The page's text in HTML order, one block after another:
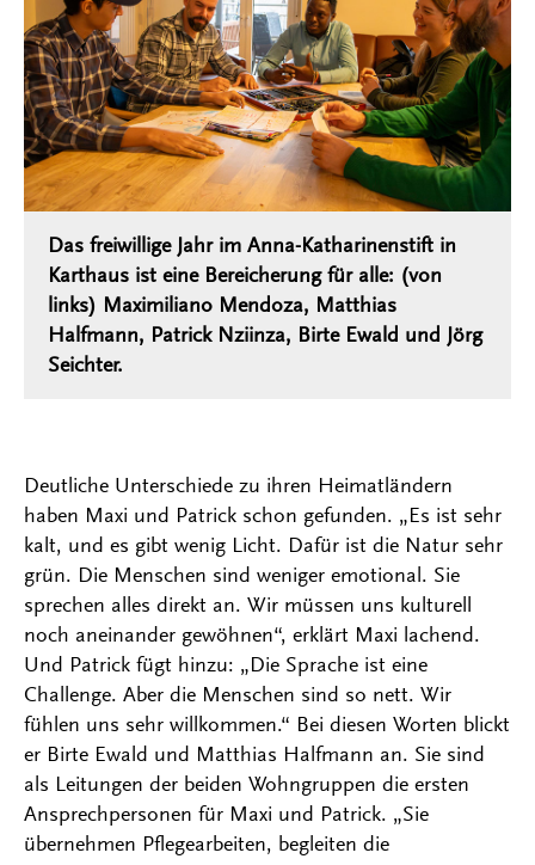
Das freiwillige Jahr im Anna-Katharinenstift in
Karthaus ist eine Bereicherung für alle: (von
links) Maximiliano Mendoza, Matthias
Halfmann, Patrick Nziinza, Birte Ewald und Jörg
Seichter.
Deutliche Unterschiede zu ihren Heimatländern
haben Maxi und Patrick schon gefunden. „Es ist sehr
kalt, und es gibt wenig Licht. Dafür ist die Natur sehr
grün. Die Menschen sind weniger emotional. Sie
sprechen alles direkt an. Wir müssen uns kulturell
noch aneinander gewöhnen“, erklärt Maxi lachend.
Und Patrick fügt hinzu: „Die Sprache ist eine
Challenge. Aber die Menschen sind so nett. Wir
fühlen uns sehr willkommen.“ Bei diesen Worten blickt
er Birte Ewald und Matthias Halfmann an. Sie sind
als Leitungen der beiden Wohngruppen die ersten
Ansprechpersonen für Maxi und Patrick. „Sie
übernehmen Pflegearbeiten, begleiten die